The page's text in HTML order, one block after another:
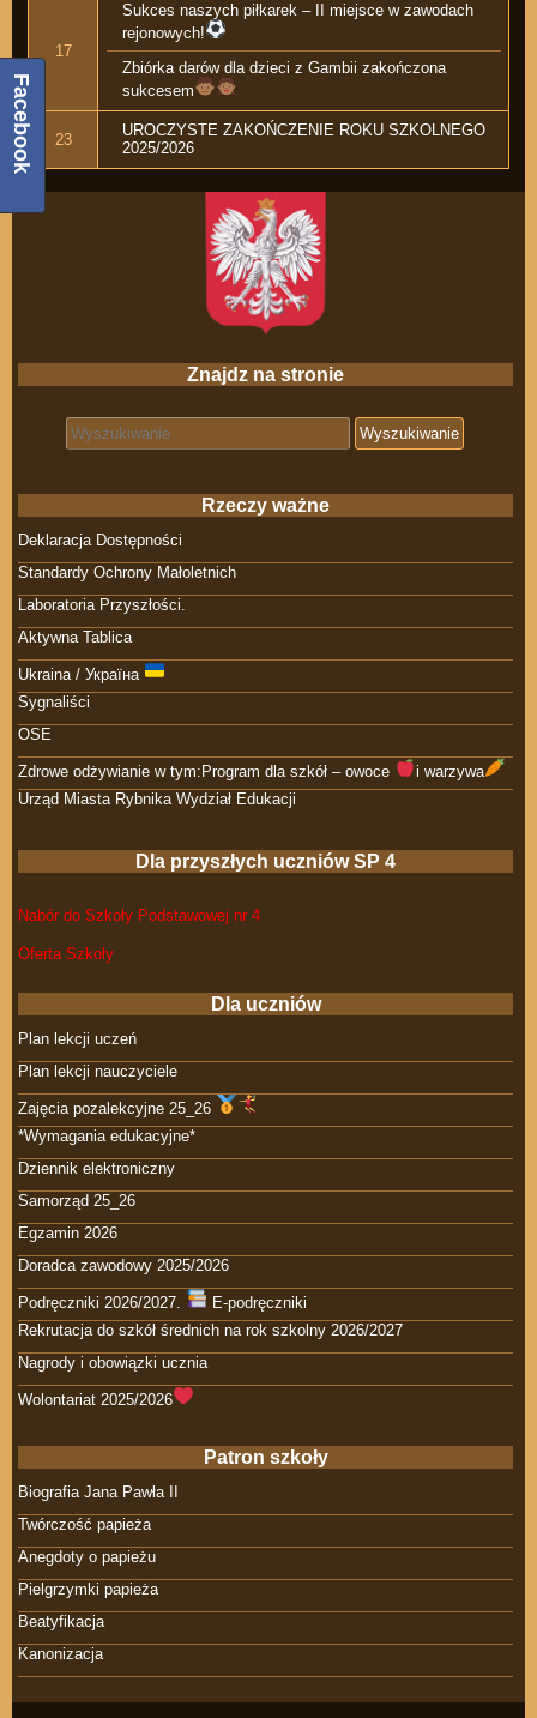
17
Sukces naszych piłkarek – II miejsce w zawodach
rejonowych!
Zbiórka darów dla dzieci z Gambii zakończona
sukcesem
23
UROCZYSTE ZAKOŃCZENIE ROKU SZKOLNEGO
2025/2026
Znajdz na stronie
Search for:
Rzeczy ważne
Deklaracja Dostępności
Standardy Ochrony Małoletnich
Laboratoria Przyszłości.
Aktywna Tablica
Ukraina / Україна
Sygnaliści
OSE
Zdrowe odżywianie w tym:Program dla szkół – owoce
i warzywa
Urząd Miasta Rybnika Wydział Edukacji
Dla przyszłych uczniów SP 4
Nabór do Szkoły Podstawowej nr 4
Oferta Szkoły
Dla uczniów
Plan lekcji uczeń
Plan lekcji nauczyciele
Zajęcia pozalekcyjne 25_26
*Wymagania edukacyjne*
Dziennik elektroniczny
Samorząd 25_26
Egzamin 2026
Doradca zawodowy 2025/2026
Podręczniki 2026/2027.
E-podręczniki
Rekrutacja do szkół średnich na rok szkolny 2026/2027
Nagrody i obowiązki ucznia
Wolontariat 2025/2026
Patron szkoły
Biografia Jana Pawła II
Twórczość papieża
Anegdoty o papieżu
Pielgrzymki papieża
Beatyfikacja
Kanonizacja
Facebook